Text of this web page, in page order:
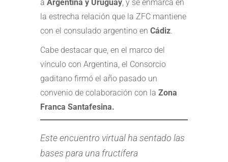
a Argentina y Uruguay , y se enmarca en
la estrecha relación que la ZFC mantiene
con el consulado argentino en Cádiz.
Cabe destacar que, en el marco del
vínculo con Argentina, el Consorcio
gaditano firmó el año pasado un
convenio de colaboración con la Zona
Franca Santafesina.
Este encuentro virtual ha sentado las
bases para una fructífera